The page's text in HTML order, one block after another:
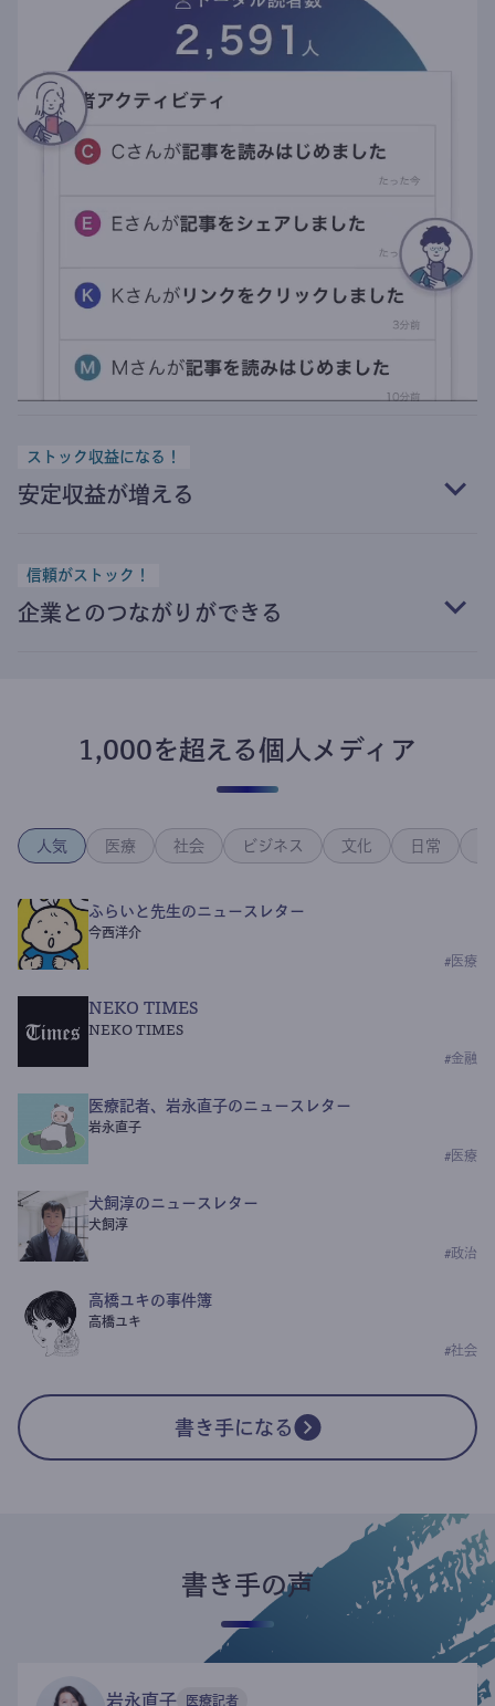
ストック収益になる！
安定収益が増える
信頼がストック！
企業とのつながりができる
1,000を超える個人メディア
人気 医療 社会 ビジネス 文化 日常
ふらいと先生のニュースレター
今西洋介
# 医療
NEKO TIMES
NEKO TIMES
#金融
医療記者、岩永直子のニュースレター
岩永直子
# 医療
犬飼淳のニュースレター
犬飼淳
#政治
高橋ユキの事件簿
高橋ユキ
#社会
書き手になる
書き手の声
岩永直子 医療記者